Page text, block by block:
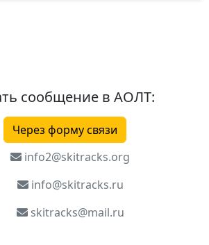
сообщение в АОЛТ:
Через форму связи
info2@skitracks.org
info@skitracks.ru
skitracks@mail.ru